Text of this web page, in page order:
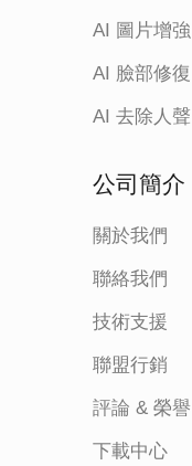
AI 圖片增強
AI 臉部修復
AI 去除人聲
公司簡介
關於我們
聯絡我們
技術支援
聯盟行銷
評論 & 榮譽
下載中心